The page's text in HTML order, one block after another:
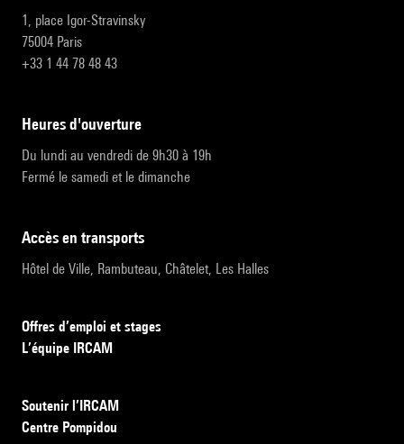
1, place Igor-Stravinsky
75004 Paris
+33 1 44 78 48 43
heures d'ouverture
Du lundi au vendredi de 9h30 à 19h
Fermé le samedi et le dimanche
accès en transports
Hôtel de Ville, Rambuteau, Châtelet, Les Halles
Offres d’emploi et stages
L’équipe IRCAM
Soutenir l’IRCAM
Centre Pompidou